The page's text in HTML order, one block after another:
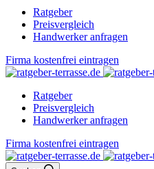
Ratgeber
Preisvergleich
Handwerker anfragen
Firma kostenfrei eintragen
Ratgeber
Preisvergleich
Handwerker anfragen
Firma kostenfrei eintragen